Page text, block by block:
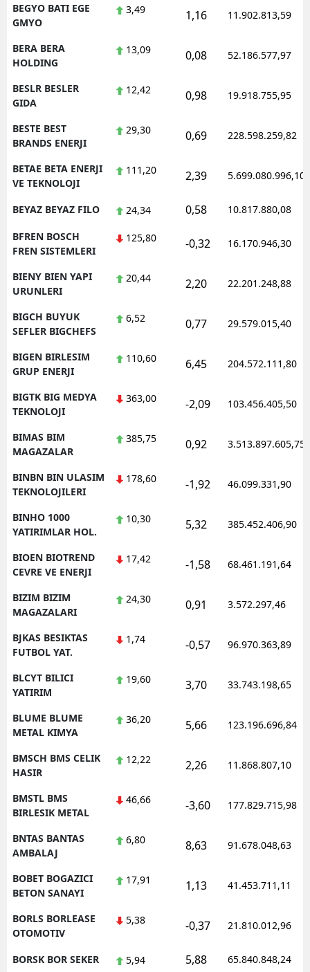
BEGYO BATI EGE
GMYO
3,49 1,16 11.902.813,59
BERA BERA
HOLDING
13,09 0,08 52.186.577,97
BESLR BESLER
GIDA
12,42 0,98 19.918.755,95
BESTE BEST
BRANDS ENERJI
29,30 0,69 228.598.259,82
BETAE BETA ENERJI
VE TEKNOLOJI
111,20 2,39 5.699.080.996,10
BEYAZ BEYAZ FILO 24,34 0,58 10.817.880,08
BFREN BOSCH
FREN SISTEMLERI
125,80 -0,32 16.170.946,30
BIENY BIEN YAPI
URUNLERI
20,44 2,20 22.201.248,88
BIGCH BUYUK
SEFLER BIGCHEFS
6,52 0,77 29.579.015,40
BIGEN BIRLESIM
GRUP ENERJI
110,60 6,45 204.572.111,80
BIGTK BIG MEDYA
TEKNOLOJI
363,00 -2,09 103.456.405,50
BIMAS BIM
MAGAZALAR
385,75 0,92 3.513.897.605,75
BINBN BIN ULASIM
TEKNOLOJILERI
178,60 -1,92 46.099.331,90
BINHO 1000
YATIRIMLAR HOL.
10,30 5,32 385.452.406,90
BIOEN BIOTREND
CEVRE VE ENERJI
17,42 -1,58 68.461.191,64
BIZIM BIZIM
MAGAZALARI
24,30 0,91 3.572.297,46
BJKAS BESIKTAS
FUTBOL YAT.
1,74 -0,57 96.970.363,89
BLCYT BILICI
YATIRIM
19,60 3,70 33.743.198,65
BLUME BLUME
METAL KIMYA
36,20 5,66 123.196.696,84
BMSCH BMS CELIK
HASIR
12,22 2,26 11.868.807,10
BMSTL BMS
BIRLESIK METAL
46,66 -3,60 177.829.715,98
BNTAS BANTAS
AMBALAJ
6,80 8,63 91.678.048,63
BOBET BOGAZICI
BETON SANAYI
17,91 1,13 41.453.711,11
BORLS BORLEASE
OTOMOTIV
5,38 -0,37 21.810.012,96
BORSK BOR SEKER 5,94 5,88 65.840.848,24